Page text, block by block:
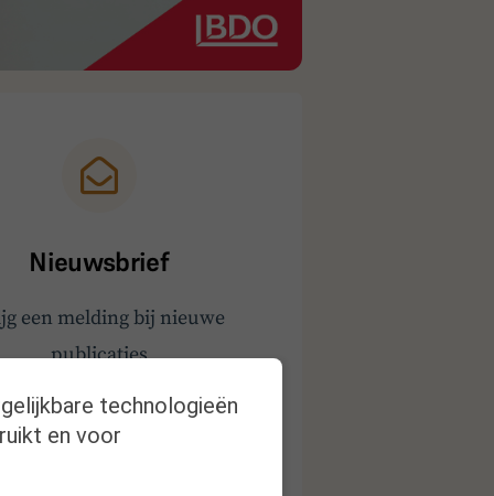
Nieuwsbrief
een melding bij nieuwe
publicaties
technologieën
en voor